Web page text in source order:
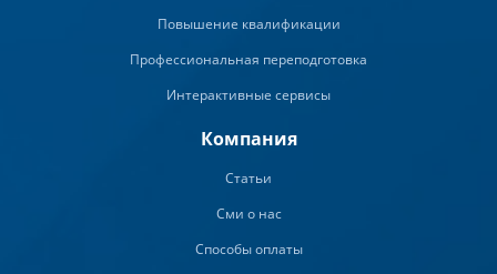
Повышение квалификации
Профессиональная переподготовка
Интерактивные сервисы
Компания
Статьи
Сми о нас
Способы оплаты